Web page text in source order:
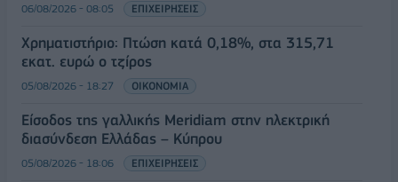
06/08/2026 - 08:05 ΕΠΙΧΕΙΡΗΣΕΙΣ
Χρηματιστήριο: Πτώση κατά 0,18%, στα 315,71
εκατ. ευρώ ο τζίρος
05/08/2026 - 18:27 ΟΙΚΟΝΟΜΙΑ
Είσοδος της γαλλικής Meridiam στην ηλεκτρική
διασύνδεση Ελλάδας – Κύπρου
05/08/2026 - 18:06 ΕΠΙΧΕΙΡΗΣΕΙΣ